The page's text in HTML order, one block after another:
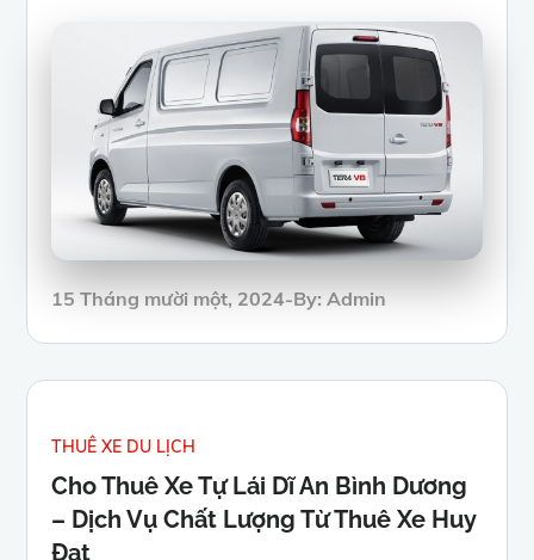
Posted
15 Tháng mười một, 2024 By:Admin
THUÊ XE DU LỊCH
Cho Thuê Xe Tự Lái Dĩ An Bình Dương
– Dịch Vụ Chất Lượng Từ Thuê Xe Huy
Đạt